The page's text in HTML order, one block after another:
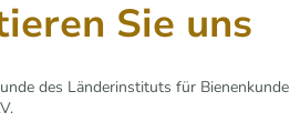
Sie uns
des Länderinstituts für Bienenkunde